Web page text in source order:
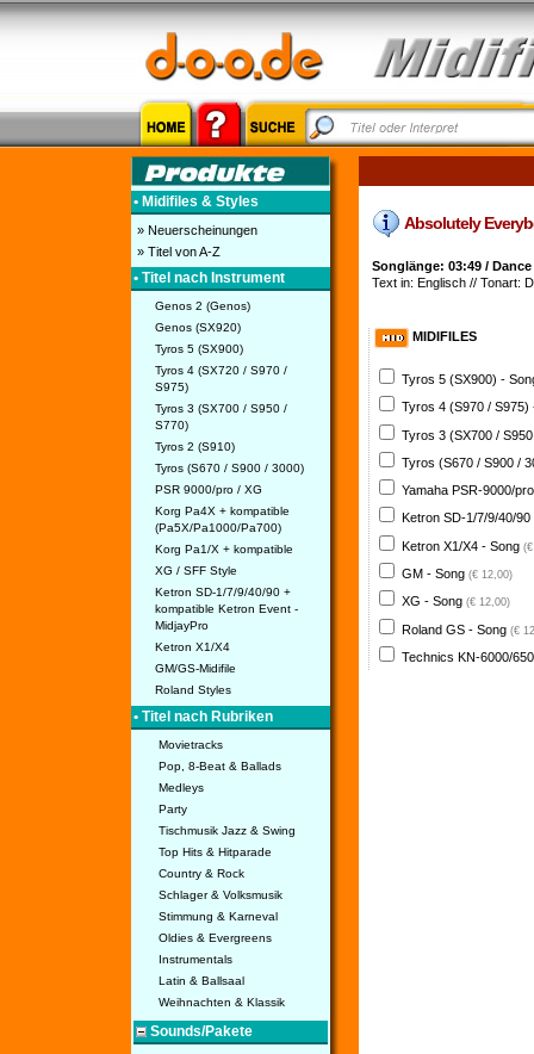
• Midifiles & Styles
» Neuerscheinungen
» Titel von A-Z
• Titel nach Instrument
Genos 2 (Genos)
Genos (SX920)
Tyros 5 (SX900)
Tyros 4 (SX720 / S970 /
S975)
Tyros 3 (SX700 / S950 /
S770)
Tyros 2 (S910)
Tyros (S670 / S900 / 3000)
PSR 9000/pro / XG
Korg Pa4X + kompatible
(Pa5X/Pa1000/Pa700)
Korg Pa1/X + kompatible
XG / SFF Style
Ketron SD-1/7/9/40/90 +
kompatible Ketron Event -
MidjayPro
Ketron X1/X4
GM/GS-Midifile
Roland Styles
• Titel nach Rubriken
Movietracks
Pop, 8-Beat & Ballads
Medleys
Party
Tischmusik Jazz & Swing
Top Hits & Hitparade
Country & Rock
Schlager & Volksmusik
Stimmung & Karneval
Oldies & Evergreens
Instrumentals
Latin & Ballsaal
Weihnachten & Klassik
Sounds/Pakete
Absolutely
Songlänge: 03:49 / Dance
Text in: Englisch // Tonart:
MIDIFILES
Tyros 5 (SX900) -
Tyros 4 (S970 /
Tyros 3 (SX700 /
Tyros (S670 / S900 /
Yamaha PSR-9000/
Ketron SD-1/7/9/40/
Ketron X1/X4 - Song
GM - Song (€ 12,00)
XG - Song (€ 12,00)
Roland GS - Song (€
Technics KN-6000/